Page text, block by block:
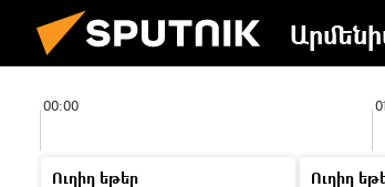
00:00
Ուղիղ եթեր
Ուղիղ